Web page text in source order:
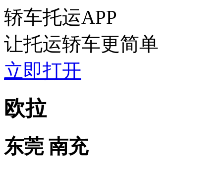
轿车托运APP
让托运轿车更简单
立即打开
欧拉
东莞 南充